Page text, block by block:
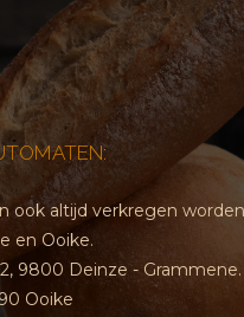
ook altijd verkregen
en Ooike.
9800 Deinze - Grammene.
Ooike